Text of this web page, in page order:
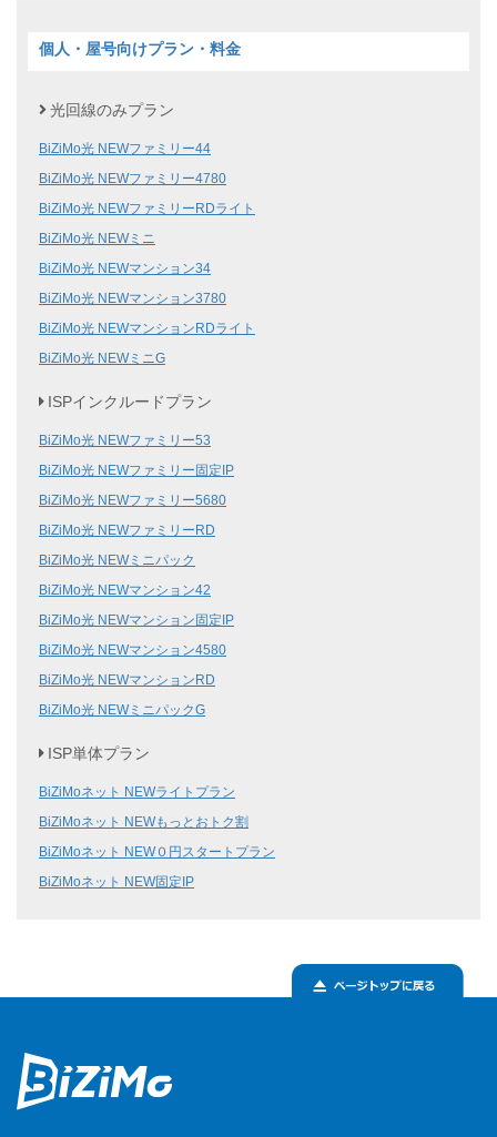
個人・屋号向けプラン・料金
光回線のみプラン
BiZiMo光 NEWファミリー44
BiZiMo光 NEWファミリー4780
BiZiMo光 NEWファミリーRDライト
BiZiMo光 NEWミニ
BiZiMo光 NEWマンション34
BiZiMo光 NEWマンション3780
BiZiMo光 NEWマンションRDライト
BiZiMo光 NEWミニG
ISPインクルードプラン
BiZiMo光 NEWファミリー53
BiZiMo光 NEWファミリー固定IP
BiZiMo光 NEWファミリー5680
BiZiMo光 NEWファミリーRD
BiZiMo光 NEWミニパック
BiZiMo光 NEWマンション42
BiZiMo光 NEWマンション固定IP
BiZiMo光 NEWマンション4580
BiZiMo光 NEWマンションRD
BiZiMo光 NEWミニパックG
ISP単体プラン
BiZiMoネット NEWライトプラン
BiZiMoネット NEWもっとおトク割
BiZiMoネット NEW０円スタートプラン
BiZiMoネット NEW固定IP